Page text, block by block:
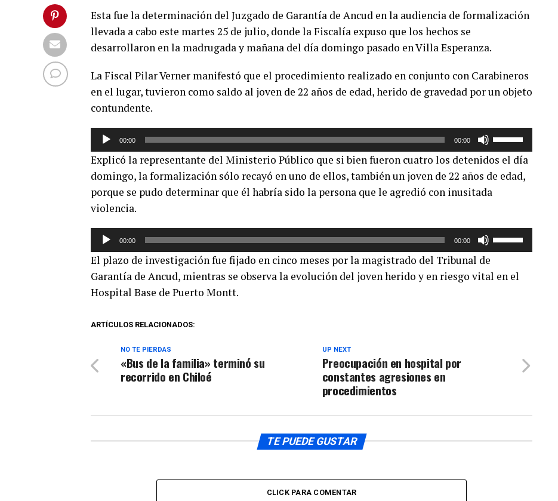
Esta fue la determinación del Juzgado de Garantía de Ancud en la audiencia de formalización
llevada a cabo este martes 25 de julio, donde la Fiscalía expuso que los hechos se
desarrollaron en la madrugada y mañana del día domingo pasado en Villa Esperanza.
La Fiscal Pilar Verner manifestó que el procedimiento realizado en conjunto con Carabineros
en el lugar, tuvieron como saldo al joven de 22 años de edad, herido de gravedad por un objeto
contundente.
Reproductor
audio
00:00 00:00
teclas
de
el
Explicó la representante del Ministerio Público que si bien fueron cuatro los detenidos el día
domingo, la formalización sólo recayó en uno de ellos, también un joven de 22 años de edad,
porque se pudo determinar que él habría sido la persona que le agredió con inusitada
violencia.
Reproductor
audio
00:00 00:00
de
disminuir
El plazo de investigación fue fijado en cinco meses por la magistrado del Tribunal de
Garantía de Ancud, mientras se observa la evolución del joven herido y en riesgo vital en el
Hospital Base de Puerto Montt.
ARTÍCULOS RELACIONADOS:
UP NEXT
Preocupación en hospital por
constantes agresiones en
procedimientos
NO TE PIERDAS
«Bus de la familia» terminó su
recorrido en Chiloé
TE PUEDE GUSTAR
CLICK PARA COMENTAR